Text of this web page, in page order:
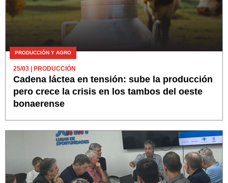
PRODUCCIÓN Y AGRO
25/03 | PRODUCCIÓN
Cadena láctea en tensión: sube la producción
pero crece la crisis en los tambos del oeste
bonaerense